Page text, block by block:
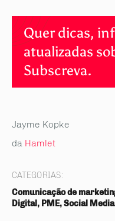
Quer dicas,
atualizadas
Subscreva.
Jayme Kopke
da Hamlet
CATEGORIAS:
Comunicação de
Digital, PME, Social